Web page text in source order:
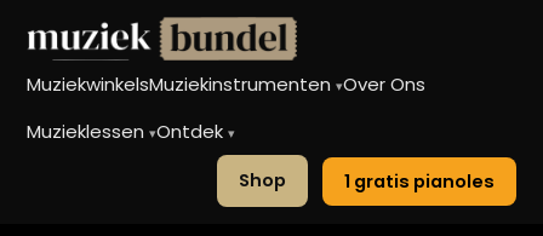
MuziekwinkelsMuziekinstrumenten▾Over Ons
Muzieklessen▾Ontdek▾
Shop 1 gratis pianoles